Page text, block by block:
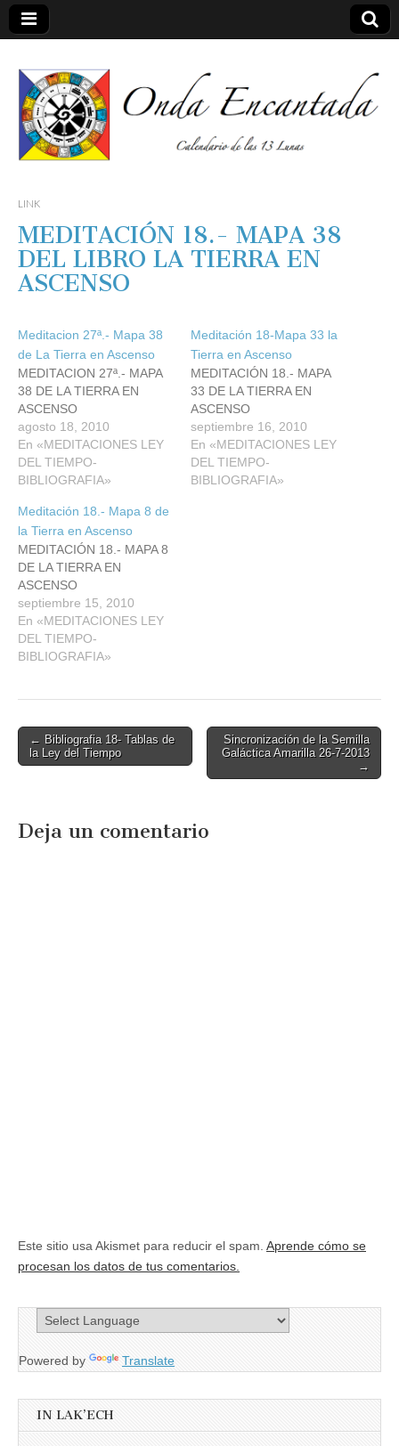
Onda
encantada
LINK
MEDITACIÓN 18.- MAPA 38
DEL LIBRO LA TIERRA EN
ASCENSO
Meditacion 27ª.- Mapa 38
de La Tierra en Ascenso
MEDITACION 27ª.- MAPA
38 DE LA TIERRA EN
ASCENSO
agosto 18, 2010
En «MEDITACIONES LEY
DEL TIEMPO-
BIBLIOGRAFIA»
Meditación 18-Mapa 33 la
Tierra en Ascenso
MEDITACIÓN 18.- MAPA
33 DE LA TIERRA EN
ASCENSO
septiembre 16, 2010
En «MEDITACIONES LEY
DEL TIEMPO-
BIBLIOGRAFIA»
Meditación 18.- Mapa 8 de
la Tierra en Ascenso
MEDITACIÓN 18.- MAPA 8
DE LA TIERRA EN
ASCENSO
septiembre 15, 2010
En «MEDITACIONES LEY
DEL TIEMPO-
BIBLIOGRAFIA»
Post
navigation
← Bibliografia 18- Tablas de
la Ley del Tiempo
Sincronización de la Semilla
Galáctica Amarilla 26-7-2013
→
Deja un comentario
Este sitio usa Akismet para reducir el spam. Aprende cómo se
procesan los datos de tus comentarios.
Powered by Translate
IN LAK’ECH